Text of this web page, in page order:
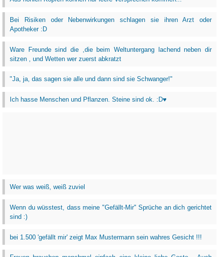
Bei Risiken oder Nebenwirkungen schlagen sie ihren Arzt oder
Apotheker :D
Ware Freunde sind die ,die beim Weltuntergang lachend neben dir
sitzen , und Wetten wer zuerst abkratzt
"Ja, ja, das sagen sie alle und dann sind sie Schwanger!"
Ich hasse Menschen und Pflanzen. Steine sind ok. :D♥
Wer was weiß, weiß zuviel
Wenn du wüsstest, dass meine "Gefällt-Mir" Sprüche an dich gerichtet
sind :)
bei 1.500 'gefällt mir' zeigt Max Mustermann sein wahres Gesicht !!!